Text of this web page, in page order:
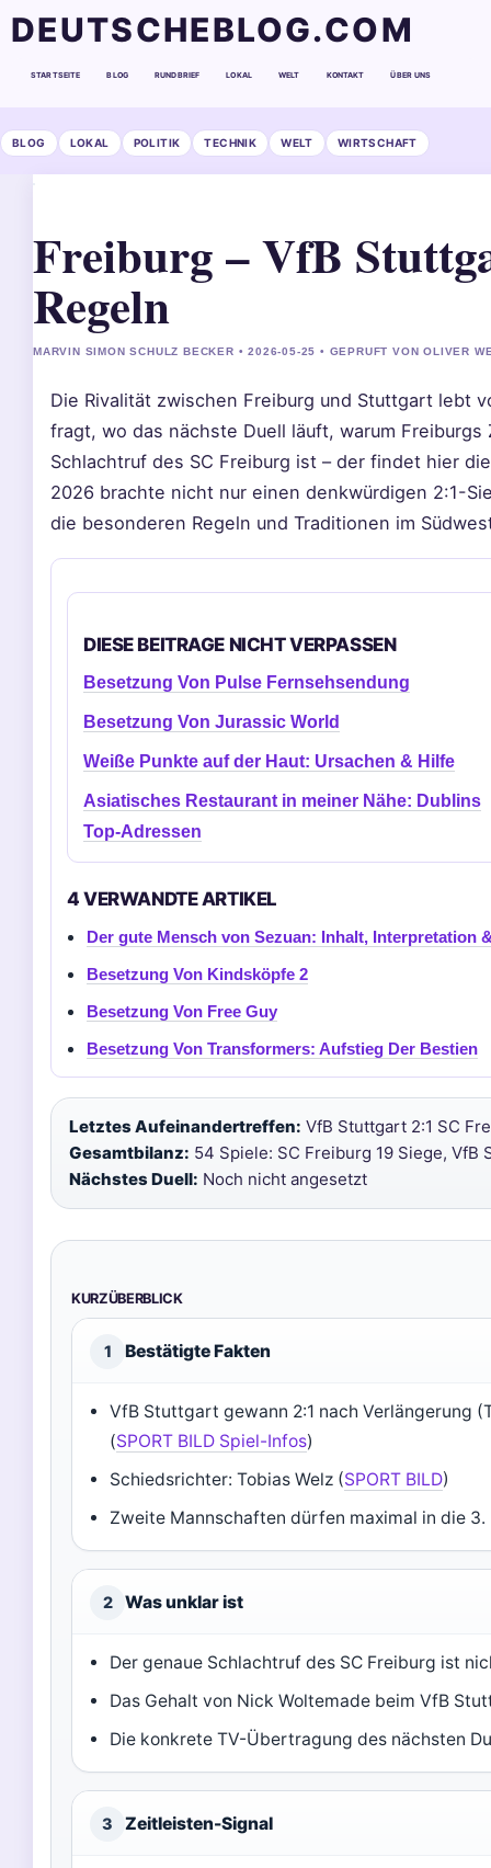
DEUTSCHEBLOG.COM
STARTSEITE BLOG RUNDBRIEF LOKAL WELT KONTAKT ÜBER UNS
BLOG LOKAL POLITIK TECHNIK WELT WIRTSCHAFT
Freiburg – VfB
Regeln
MARVIN SIMON SCHULZ BECKER • 2026-05-25 • GEPRUFT VON OLIVER
Die Rivalität zwischen Freiburg und Stuttgart lebt
fragt, wo das nächste Duell läuft, warum
Schlachtruf des SC Freiburg ist – der findet hier
2026 brachte nicht nur einen denkwürdigen 2:1-
die besonderen Regeln und Traditionen im
DIESE BEITRAGE NICHT VERPASSEN
Besetzung Von Pulse Fernsehsendung
Besetzung Von Jurassic World
Weiße Punkte auf der Haut: Ursachen & Hilfe
Asiatisches Restaurant in meiner Nähe: Dublins
Top-Adressen
4 VERWANDTE ARTIKEL
Der gute Mensch von Sezuan: Inhalt, Interpretation
Besetzung Von Kindsköpfe 2
Besetzung Von Free Guy
Besetzung Von Transformers: Aufstieg Der Bestien
Letztes Aufeinandertreffen: VfB Stuttgart 2:1 SC
Gesamtbilanz: 54 Spiele: SC Freiburg 19 Siege, VfB
Nächstes Duell: Noch nicht angesetzt
KURZÜBERBLICK
1 Bestätigte Fakten
VfB Stuttgart gewann 2:1 nach Verlängerung
(SPORT BILD Spiel-Infos)
Schiedsrichter: Tobias Welz (SPORT BILD)
Zweite Mannschaften dürfen maximal in die
2 Was unklar ist
Der genaue Schlachtruf des SC Freiburg ist
Das Gehalt von Nick Woltemade beim VfB
Die konkrete TV-Übertragung des nächsten
3 Zeitleisten-Signal